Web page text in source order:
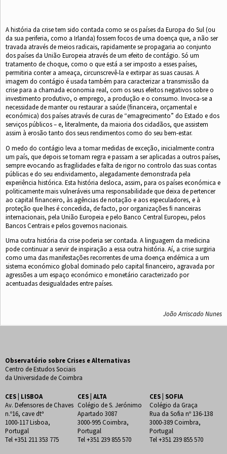
A história da crise tem sido contada como se os países da Europa do Sul (ou
da sua periferia, como a Irlanda) fossem focos de uma doença que, a não ser
travada através de meios radicais, rapidamente se propagaria ao conjunto
dos países da União Europeia através de um efeito de contágio. Só um
tratamento de choque, como o que está a ser imposto a esses países,
permitiria conter a ameaça, circunscrevê-la e extirpar as suas causas. A
imagem do contágio é usada também para caracterizar a transmissão da
crise para a chamada economia real, com os seus efeitos negativos sobre o
investimento produtivo, o emprego, a produção e o consumo. Invoca-se a
necessidade de manter ou restaurar a saúde (ﬁnanceira, orçamental e
económica) dos países através de curas de “emagrecimento” do Estado e dos
serviços públicos – e, literalmente, da maioria dos cidadãos, que assistem
assim à erosão tanto dos seus rendimentos como do seu bem-estar.
O medo do contágio leva a tomar medidas de exceção, inicialmente contra
um país, que depois se tornam regra e passam a ser aplicadas a outros países,
sempre evocando as fragilidades e falta de rigor no controlo das suas contas
públicas e do seu endividamento, alegadamente demonstrada pela
experiência histórica. Esta história desloca, assim, para os países económica e
politicamente mais vulneráveis uma responsabilidade que deixa de pertencer
ao capital ﬁnanceiro, às agências de notação e aos especuladores, e à
proteção que lhes é concedida, de facto, por organizações ﬁ nanceiras
internacionais, pela União Europeia e pelo Banco Central Europeu, pelos
Bancos Centrais e pelos governos nacionais.
Uma outra história da crise poderia ser contada. A linguagem da medicina
pode continuar a servir de inspiração a essa outra história. Aí, a crise surgiria
como uma das manifestações recorrentes de uma doença endémica a um
sistema económico global dominado pelo capital ﬁnanceiro, agravada por
agressões a um espaço económico e monetário caracterizado por
acentuadas desigualdades entre países.
João Arriscado Nunes
Observatório sobre Crises e Alternativas
Centro de Estudos Sociais
da Universidade de Coimbra
CES | LISBOA
Av. Defensores de Chaves
n.º16, cave dtª
1000-117 Lisboa,
Portugal
Tel +351 211 353 775
CES | ALTA
Colégio de S. Jerónimo
Apartado 3087
3000-995 Coimbra,
Portugal
Tel +351 239 855 570
CES | SOFIA
Colégio da Graça
Rua da Sofia nº 136-138
3000-389 Coimbra,
Portugal
Tel +351 239 855 570